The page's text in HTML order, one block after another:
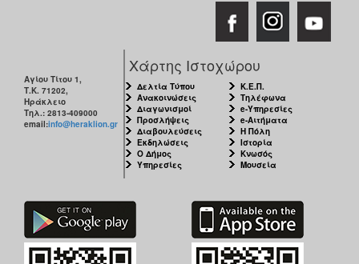
Αγίου Τίτου 1,
Τ.Κ. 71202,
Ηράκλειο
Τηλ.: 2813-409000
email:info@heraklion.gr
Χάρτης Ιστοχώρου
Δελτία Τύπου
Ανακοινώσεις
Διαγωνισμοί
Προσλήψεις
Διαβουλεύσεις
Εκδηλώσεις
Ο Δήμος
Υπηρεσίες
Κ.Ε.Π.
Τηλέφωνα
e-Υπηρεσίες
e-Αιτήματα
Η Πόλη
Ιστορία
Κνωσός
Μουσεία